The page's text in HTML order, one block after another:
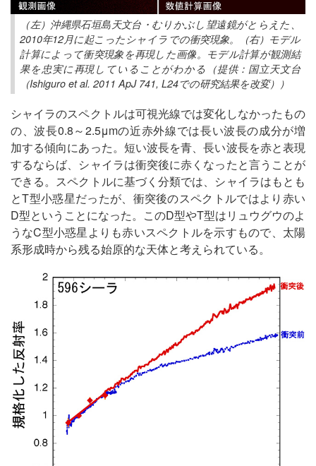
（左）沖縄県石垣島天文台・むりかぶし望遠鏡がとらえた、
2010年12月に起こったシャイラでの衝突現象。（右）モデル
計算によって衝突現象を再現した画像。モデル計算が観測結
果を忠実に再現していることがわかる（提供：国立天文台
（Ishiguro et al. 2011 ApJ 741, L24での研究結果を改変））
シャイラのスペクトルは可視光線では変化しなかったもの
の、波長0.8～2.5μmの近赤外線では長い波長の成分が増
加する傾向にあった。短い波長を青、長い波長を赤と表現
するならば、シャイラは衝突後に赤くなったと言うことが
できる。スペクトルに基づく分類では、シャイラはもとも
とT型小惑星だったが、衝突後のスペクトルではより赤い
D型ということになった。このD型やT型はリュウグウのよ
うなC型小惑星よりも赤いスペクトルを示すもので、太陽
系形成時から残る始原的な天体と考えられている。